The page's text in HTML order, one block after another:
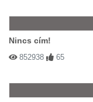
Nincs cím!
852938 65